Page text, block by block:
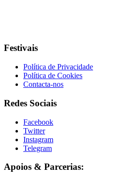
Festivais
Política de Privacidade
Política de Cookies
Contacta-nos
Redes Sociais
Facebook
Twitter
Instagram
Telegram
Apoios & Parcerias: